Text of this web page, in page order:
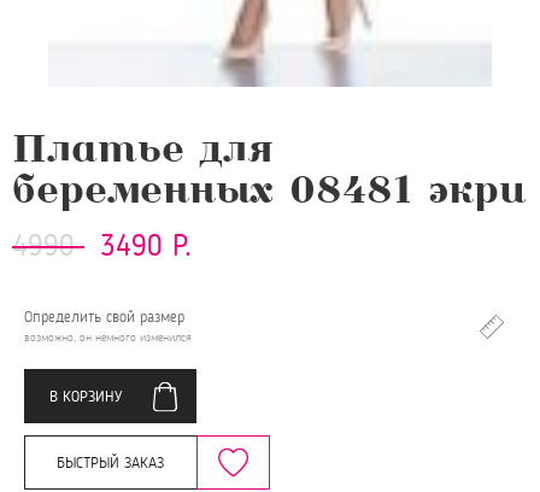
Платье для
беременных 08481 экри
4990 3490 Р.
Определить свой размер
возможно, он немного изменился
В КОРЗИНУ
БЫСТРЫЙ ЗАКАЗ